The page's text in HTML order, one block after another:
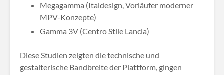
Megagamma (Italdesign, Vorläufer moderner
MPV-Konzepte)
Gamma 3V (Centro Stile Lancia)
Diese Studien zeigten die technische und
gestalterische Bandbreite der Plattform, gingen